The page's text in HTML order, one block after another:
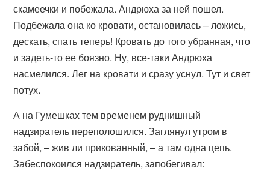
скамеечки и побежала. Андрюха за ней пошел.
Подбежала она ко кровати, остановилась – ложись,
дескать, спать теперь! Кровать до того убранная, что
и задеть-то ее боязно. Ну, все-таки Андрюха
насмелился. Лег на кровати и сразу уснул. Тут и свет
потух.
А на Гумешках тем временем руднишный
надзиратель переполошился. Заглянул утром в
забой, – жив ли прикованный, – а там одна цепь.
Забеспокоился надзиратель, запобегивал: